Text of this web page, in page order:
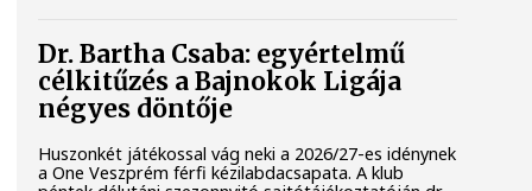
Dr. Bartha Csaba: egyértelmű
célkitűzés a Bajnokok Ligája
négyes döntője
Huszonkét játékossal vág neki a 2026/27-es idénynek
a One Veszprém férfi kézilabdacsapata. A klub